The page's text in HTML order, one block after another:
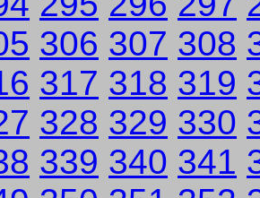
306 307 308
317 318 319
328 329 330
339 340 341